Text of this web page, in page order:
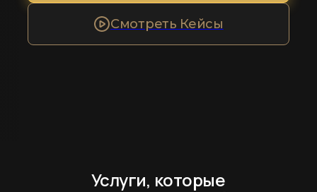
Смотреть Кейсы
Услуги, которые